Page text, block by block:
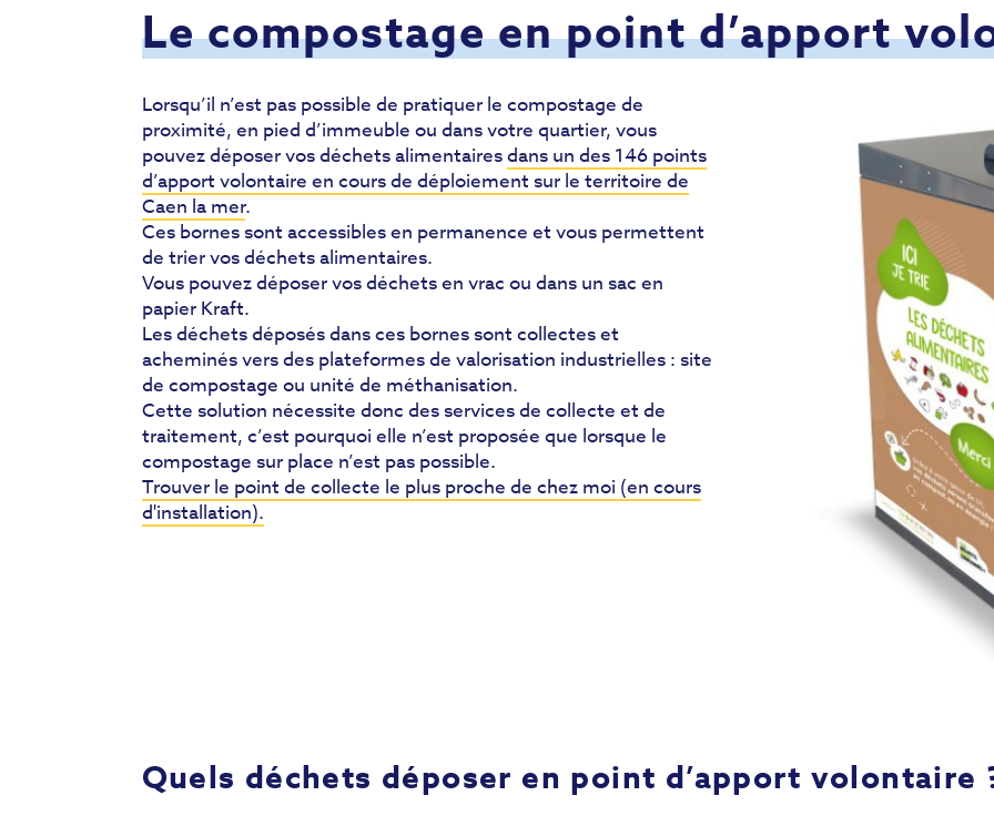
Le compostage en point d’apport
Lorsqu’il n’est pas possible de pratiquer le compostage de
proximité, en pied d’immeuble ou dans votre quartier, vous
pouvez déposer vos déchets alimentairesdans un des 146 points
d’apport volontaire en cours de déploiement sur le territoire de
Caen la mer.
Ces bornes sont accessibles en permanence et vous permettent
de trier vos déchets alimentaires.
Vous pouvez déposer vos déchets en vrac ou dans un sac en
papier Kraft.
Les déchets déposés dans ces bornes sont collectes et
acheminés vers des plateformes de valorisation industrielles : site
de compostage ou unité de méthanisation.
Cette solution nécessite donc des services de collecte et de
traitement, c’est pourquoi elle n’est proposée que lorsque le
compostage sur place n’est pas possible.
Trouver le point de collecte le plus proche de chez moi (en cours
d'installation).
Quels déchets déposer en point d’apport volontaire